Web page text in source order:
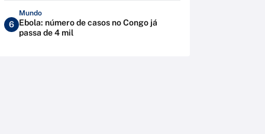
6
Mundo
Ebola: número de casos no Congo já
passa de 4 mil